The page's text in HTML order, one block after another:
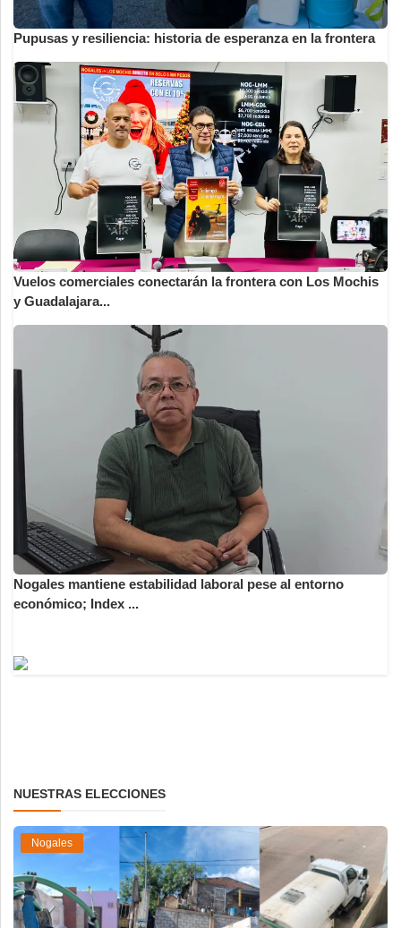
Pupusas y resiliencia: historia de esperanza en la frontera
Vuelos comerciales conectarán la frontera con Los Mochis
y Guadalajara...
Nogales mantiene estabilidad laboral pese al entorno
económico; Index ...
NUESTRAS ELECCIONES
Nogales